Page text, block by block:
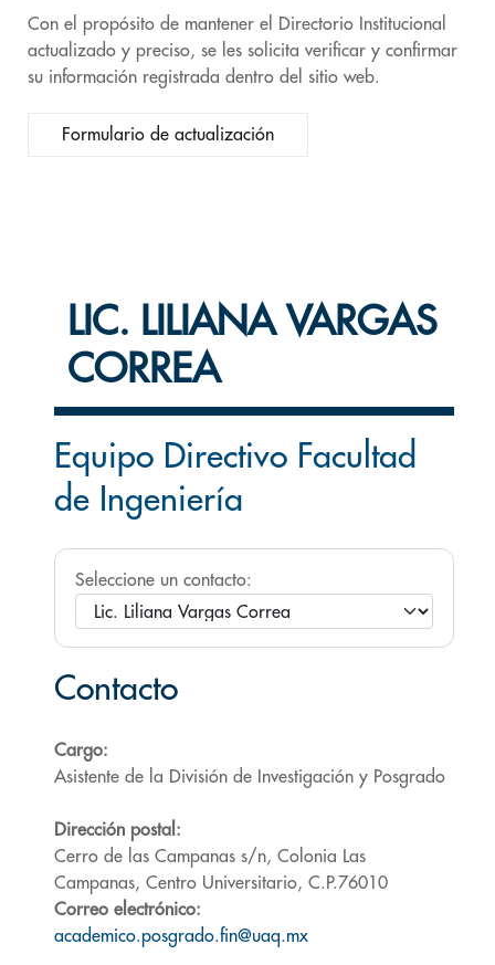
Con el propósito de mantener el Directorio Institucional
actualizado y preciso, se les solicita verificar y confirmar
su información registrada dentro del sitio web.
Formulario de actualización
LIC. LILIANA VARGAS
CORREA
Equipo Directivo Facultad
de Ingeniería
Seleccione un contacto:
Contacto
Cargo:
Asistente de la División de Investigación y Posgrado
Dirección postal:
Cerro de las Campanas s/n, Colonia Las
Campanas, Centro Universitario, C.P.76010
Correo electrónico:
academico.posgrado.fin@uaq.mx